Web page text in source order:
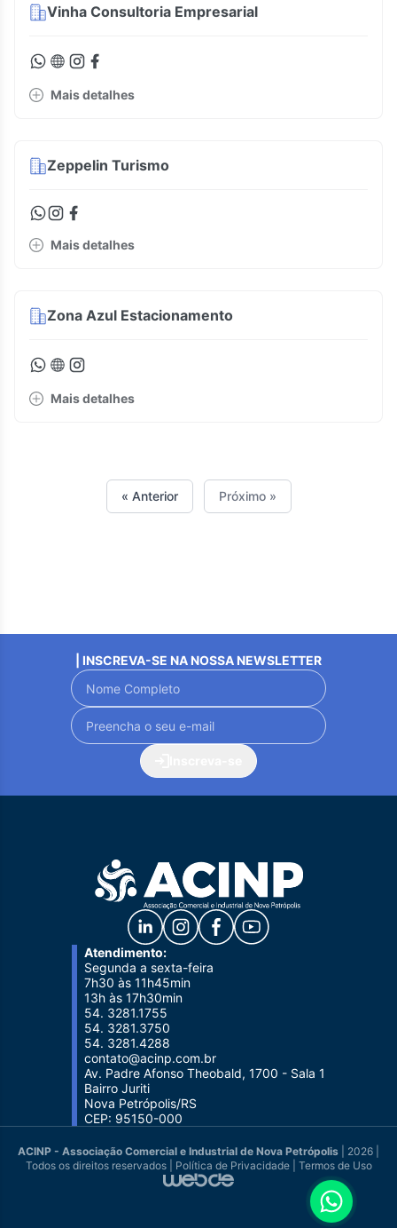
Vinha Consultoria Empresarial
Mais detalhes
Zeppelin Turismo
Mais detalhes
Zona Azul Estacionamento
Mais detalhes
« Anterior Próximo »
| INSCREVA-SE NA NOSSA NEWSLETTER
Atendimento:
Segunda a sexta-feira
7h30 às 11h45min
13h às 17h30min
54. 3281.1755
54. 3281.3750
54. 3281.4288
contato@acinp.com.br
Av. Padre Afonso Theobald, 1700 - Sala 1
Bairro Juriti
Nova Petrópolis/RS
CEP: 95150-000
ACINP - Associação Comercial e Industrial de Nova Petrópolis | 2026 |
Todos os direitos reservados | Política de Privacidade| Termos de Uso